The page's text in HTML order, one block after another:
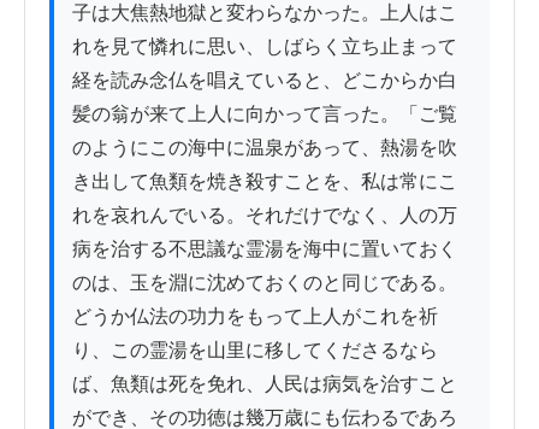
子は大焦熱地獄と変わらなかった。上人はこ
れを見て憐れに思い、しばらく立ち止まって
経を読み念仏を唱えていると、どこからか白
髪の翁が来て上人に向かって言った。「ご覧
のようにこの海中に温泉があって、熱湯を吹
き出して魚類を焼き殺すことを、私は常にこ
れを哀れんでいる。それだけでなく、人の万
病を治する不思議な霊湯を海中に置いておく
のは、玉を淵に沈めておくのと同じである。
どうか仏法の功力をもって上人がこれを祈
り、この霊湯を山里に移してくださるなら
ば、魚類は死を免れ、人民は病気を治すこと
ができ、その功徳は幾万歳にも伝わるであろ